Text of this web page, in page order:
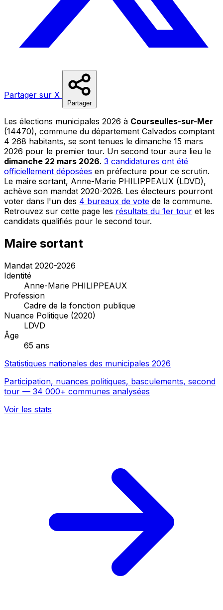
Partager sur X
Partager
Les élections municipales 2026 à Courseulles-sur-Mer
(14470), commune du département Calvados comptant
4 268 habitants, se sont tenues le dimanche 15 mars
2026 pour le premier tour. Un second tour aura lieu le
dimanche 22 mars 2026. 3 candidatures ont été
officiellement déposées en préfecture pour ce scrutin.
Le maire sortant, Anne-Marie PHILIPPEAUX (LDVD),
achève son mandat 2020-2026. Les électeurs pourront
voter dans l'un des 4 bureaux de vote de la commune.
Retrouvez sur cette page les résultats du 1er tour et les
candidats qualifiés pour le second tour.
Maire sortant
Mandat 2020-2026
Identité
Anne-Marie PHILIPPEAUX
Profession
Cadre de la fonction publique
Nuance Politique (2020)
LDVD
Âge
65 ans
Statistiques nationales des municipales 2026
Participation, nuances politiques, basculements, second
tour — 34 000+ communes analysées
Voir les stats